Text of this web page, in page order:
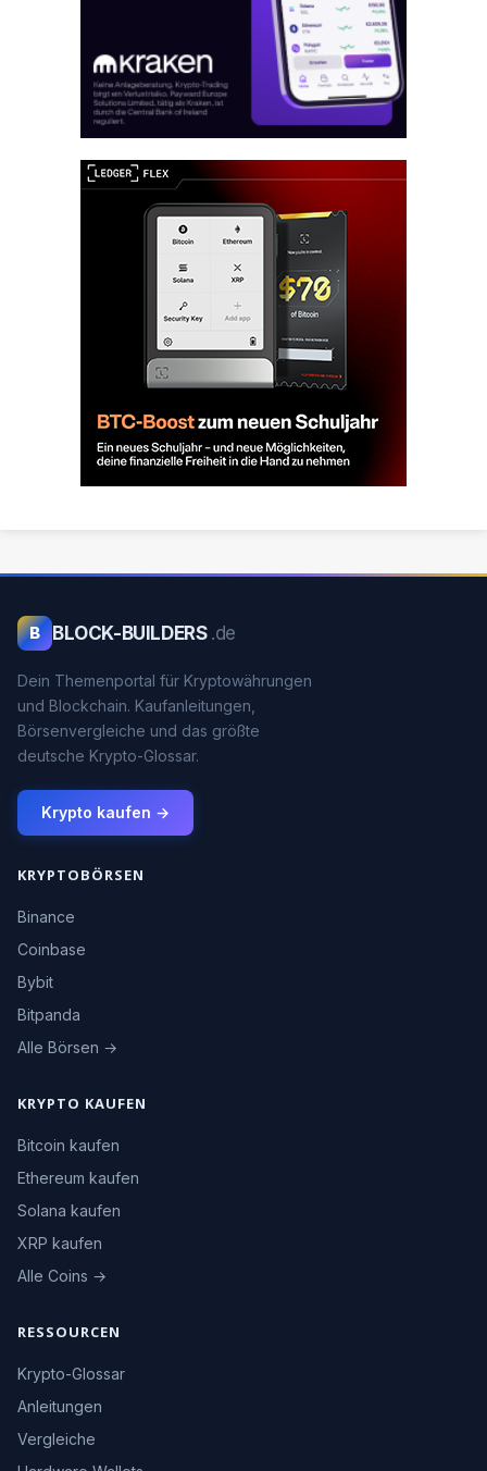
B BLOCK-BUILDERS .de
Dein Themenportal für Kryptowährungen
und Blockchain. Kaufanleitungen,
Börsenvergleiche und das größte
deutsche Krypto-Glossar.
Krypto kaufen →
KRYPTOBÖRSEN
Binance
Coinbase
Bybit
Bitpanda
Alle Börsen →
KRYPTO KAUFEN
Bitcoin kaufen
Ethereum kaufen
Solana kaufen
XRP kaufen
Alle Coins →
RESSOURCEN
Krypto-Glossar
Anleitungen
Vergleiche